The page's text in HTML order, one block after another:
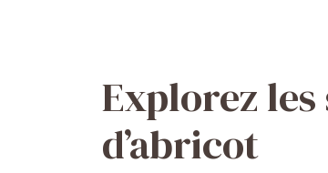
Explorez
d’abricot